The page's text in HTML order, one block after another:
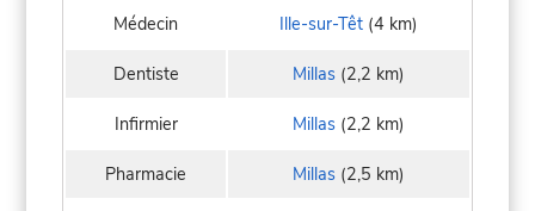
Médecin Ille-sur-Têt (4 km)
Dentiste Millas (2,2 km)
Infirmier Millas (2,2 km)
Pharmacie Millas (2,5 km)